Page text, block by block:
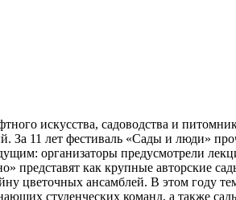
искусства, садоводства и
11 лет фестиваль «Сады и люди»
организаторы предусмотрели
как крупные авторские
цветочных ансамблей. В этом году
студенческих команд, а также